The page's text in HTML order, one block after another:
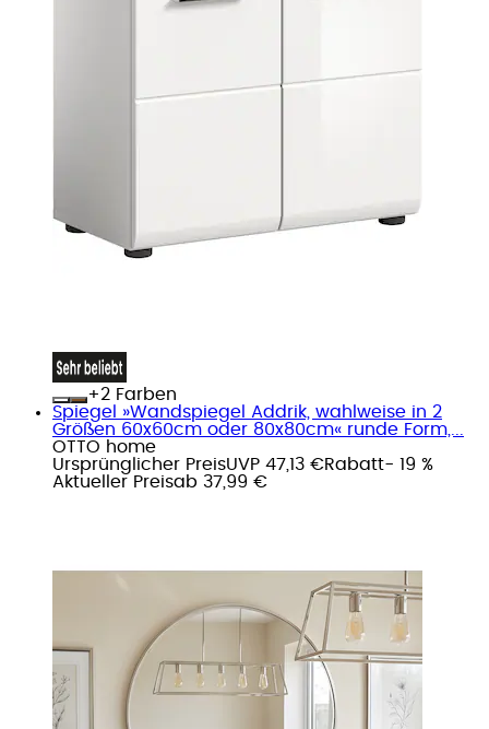
+
Farben
Spiegel »Wandspiegel Addrik, wahlweise in 2
Größen 60x60cm oder 80x80cm« runde Form,...
OTTO home
Ursprünglicher PreisUVP 47,13 €Rabatt- 19 %
Aktueller Preisab 37,99 €